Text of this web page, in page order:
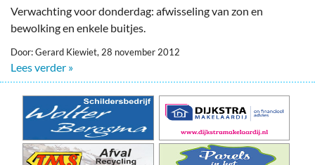
Verwachting voor donderdag: afwisseling van zon en
bewolking en enkele buitjes.
Door: Gerard Kiewiet, 28 november 2012
Lees verder »